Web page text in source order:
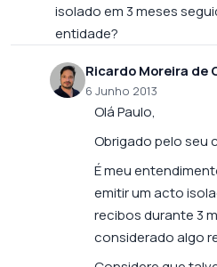
isolado em 3 meses
entidade?
Ricardo Moreira de
6 Junho 2013
Olá Paulo,
Obrigado pelo
É meu
emitir um acto
recibos durante 3
considerado algo